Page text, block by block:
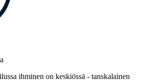
ihminen on keskiössä - tanskalainen